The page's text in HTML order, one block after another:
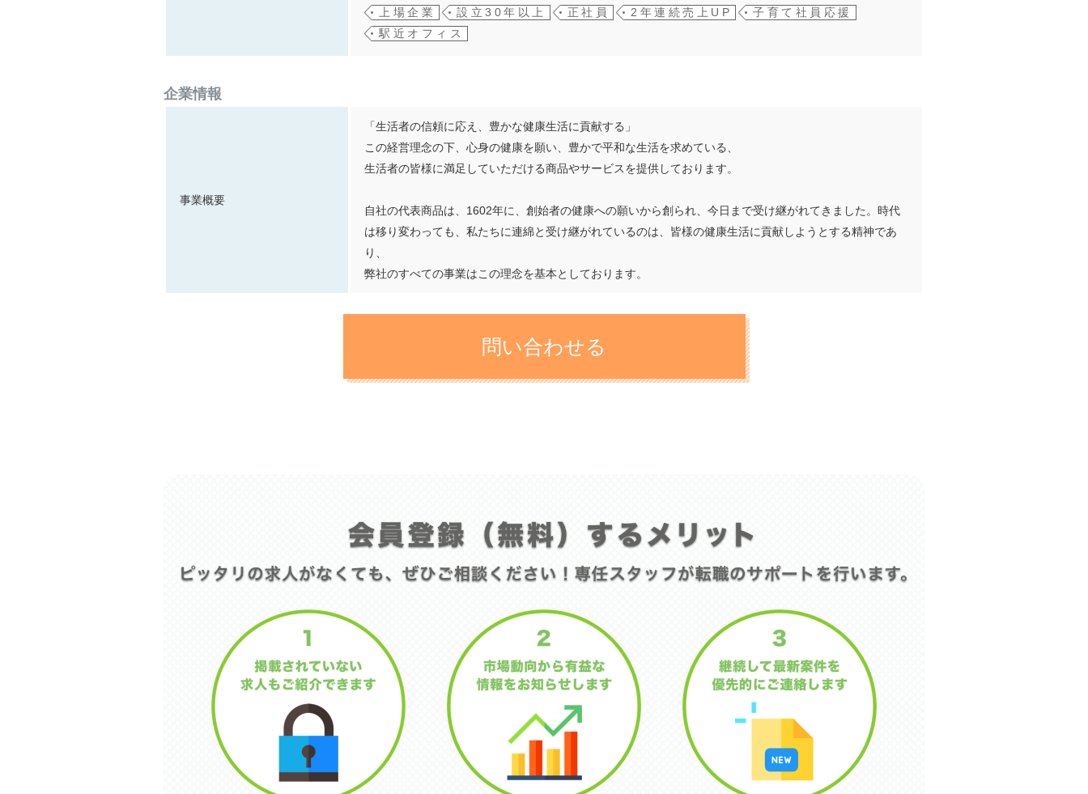
上場企業
設立30年以上 正社員 2年連続売上UP
子育て社員応援
駅近オフィス
企業情報
事業概要
「生活者の信頼に応え、豊かな健康生活に貢献する」
この経営理念の下、心身の健康を願い、豊かで平和な生活を求めている、
生活者の皆様に満足していただける商品やサービスを提供しております。
自社の代表商品は、1602年に、創始者の健康への願いから創られ、今日まで受け継がれてきました。時代
は移り変わっても、私たちに連綿と受け継がれているのは、皆様の健康生活に貢献しようとする精神であ
り、
弊社のすべての事業はこの理念を基本としております。
問い合わせる